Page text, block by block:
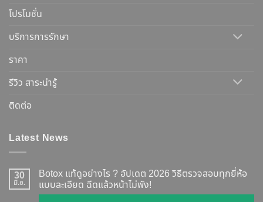
โปรโมชั่น
บริการการรักษา
ราคา
รีวิว สาระน่ารู้
ติดต่อ
Latest News
30
มิ.ย.
Botox แท้ดูอย่างไร ? อัปเดต 2026 วิธีตรวจสอบทุกยี่ห้อ
แบบละเอียด ฉีดแล้วหน้าไม่พัง!